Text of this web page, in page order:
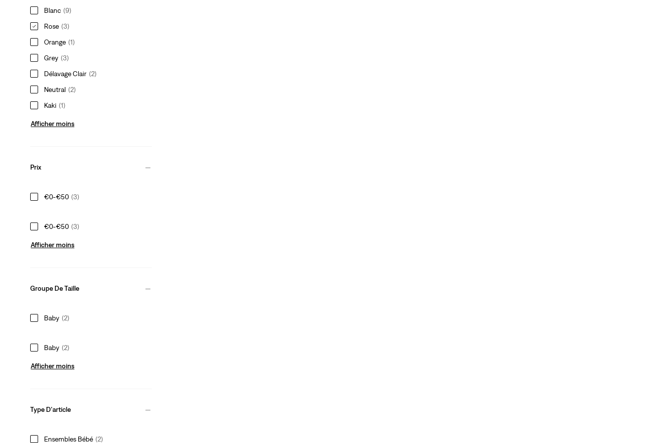
Blanc (9)
Rose (3)
Orange (1)
Grey (3)
Délavage Clair (2)
Neutral (2)
Kaki (1)
Afficher moins
Prix
€0-€50 (3)
€0-€50 (3)
Afficher moins
Groupe De Taille
Baby (2)
Baby (2)
Afficher moins
Type D'article
Ensembles Bébé (2)